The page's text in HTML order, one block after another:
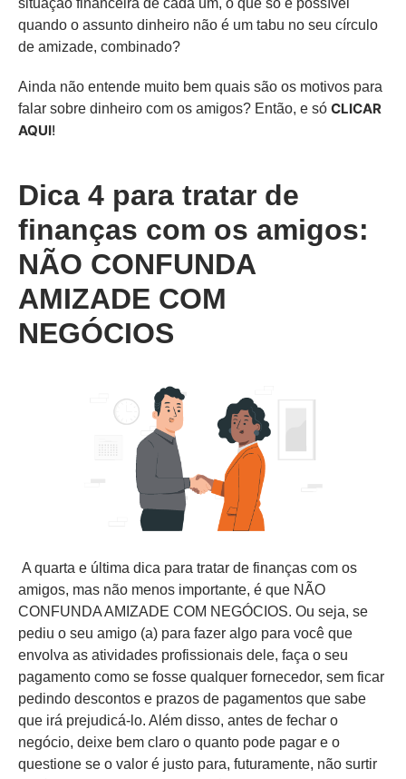
situação financeira de cada um, o que só é possível
quando o assunto dinheiro não é um tabu no seu círculo
de amizade, combinado?
Ainda não entende muito bem quais são os motivos para
falar sobre dinheiro com os amigos? Então, e só CLICAR
AQUI!
Dica 4 para tratar de
finanças com os amigos:
NÃO CONFUNDA
AMIZADE COM
NEGÓCIOS
A quarta e última dica para tratar de finanças com os
amigos, mas não menos importante, é que NÃO
CONFUNDA AMIZADE COM NEGÓCIOS. Ou seja, se
pediu o seu amigo (a) para fazer algo para você que
envolva as atividades profissionais dele, faça o seu
pagamento como se fosse qualquer fornecedor, sem ficar
pedindo descontos e prazos de pagamentos que sabe
que irá prejudicá-lo. Além disso, antes de fechar o
negócio, deixe bem claro o quanto pode pagar e o
questione se o valor é justo para, futuramente, não surtir